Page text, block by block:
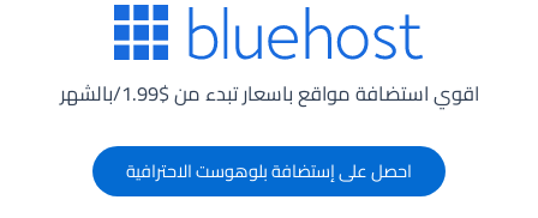
اقوي استضافة مواقع باسعار تبدء من $1.99/بالشهر
احصل على إستضافة بلوهوست الاحترافية
اشترك فى القائمة البريدية
البريد الإلكترونى